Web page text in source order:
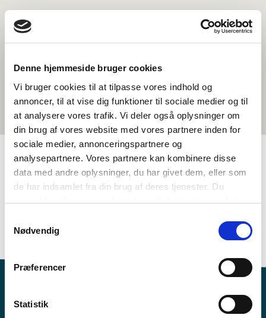
Denne hjemmeside bruger cookies
Vi bruger cookies til at tilpasse vores indhold og
annoncer, til at vise dig funktioner til sociale medier og til
at analysere vores trafik. Vi deler også oplysninger om
din brug af vores website med vores partnere inden for
sociale medier, annonceringspartnere og
analysepartnere. Vores partnere kan kombinere disse
data med andre oplysninger, du har givet dem, eller som
de har indsamlet fra din brug af deres tjenester. Du
samtykker til vores cookies, hvis du fortsætter med at
Nødvendig
Præferencer
Statistik
TAGS
1-3 frálærutímar